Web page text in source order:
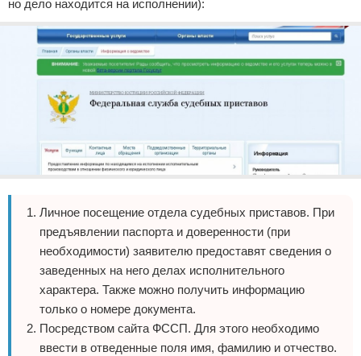
но дело находится на исполнении):
Личное посещение отдела судебных приставов. При
предъявлении паспорта и доверенности (при
необходимости) заявителю предоставят сведения о
заведенных на него делах исполнительного
характера. Также можно получить информацию
только о номере документа.
Посредством сайта ФССП. Для этого необходимо
ввести в отведенные поля имя, фамилию и отчество.